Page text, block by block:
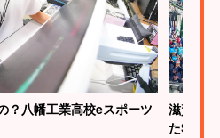
た。笑顔と応援が広がった「わ
ポ」の3日間